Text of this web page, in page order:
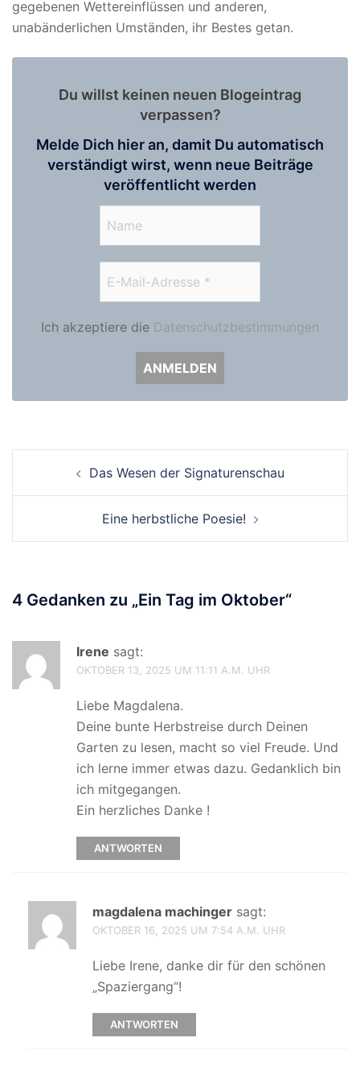
gegebenen Wettereinflüssen und anderen,
unabänderlichen Umständen, ihr Bestes getan.
Du willst keinen neuen Blogeintrag
verpassen?
Melde Dich hier an, damit Du automatisch
verständigt wirst, wenn neue Beiträge
veröffentlicht werden
Ich akzeptiere die Datenschutzbestimmungen
NavigationDas Wesen der Signaturenschau
Eine herbstliche Poesie!
4 Gedanken zu „Ein Tag im Oktober“
Irene sagt:
OKTOBER 13, 2025 UM 11:11 A.M. UHR
Liebe Magdalena.
Deine bunte Herbstreise durch Deinen
Garten zu lesen, macht so viel Freude. Und
ich lerne immer etwas dazu. Gedanklich bin
ich mitgegangen.
Ein herzliches Danke !
ANTWORTEN
magdalena machinger sagt:
OKTOBER 16, 2025 UM 7:54 A.M. UHR
Liebe Irene, danke dir für den schönen
„Spaziergang“!
ANTWORTEN